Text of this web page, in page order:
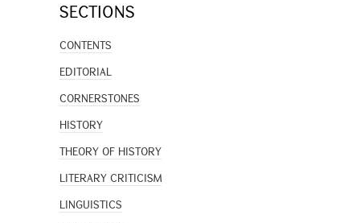
SECTIONS
CONTENTS
EDITORIAL
CORNERSTONES
HISTORY
THEORY OF HISTORY
LITERARY CRITICISM
LINGUISTICS